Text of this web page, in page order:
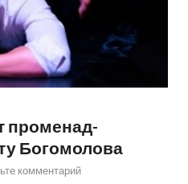
променад-
Богомолова
комментарий